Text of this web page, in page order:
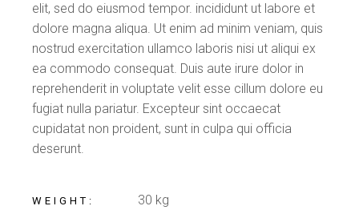
elit, sed do eiusmod tempor. incididunt ut labore et
dolore magna aliqua. Ut enim ad minim veniam, quis
nostrud exercitation ullamco laboris nisi ut aliqui ex
ea commodo consequat. Duis aute irure dolor in
reprehenderit in voluptate velit esse cillum dolore eu
fugiat nulla pariatur. Excepteur sint occaecat
cupidatat non proident, sunt in culpa qui officia
deserunt.
WEIGHT 30 kg